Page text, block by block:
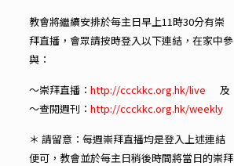
教會將繼續安排於每主日早上11時30分有崇
拜直播，會眾請按時登入以下連結，在家中參
與：
～崇拜直播：http://ccckkc.org.hk/live 及
～查閱週刊：http://ccckkc.org.hk/weekly
＊ 請留意：每週崇拜直播均是登入上述連結
便可，教會並於每主日稍後時間將當日的崇拜